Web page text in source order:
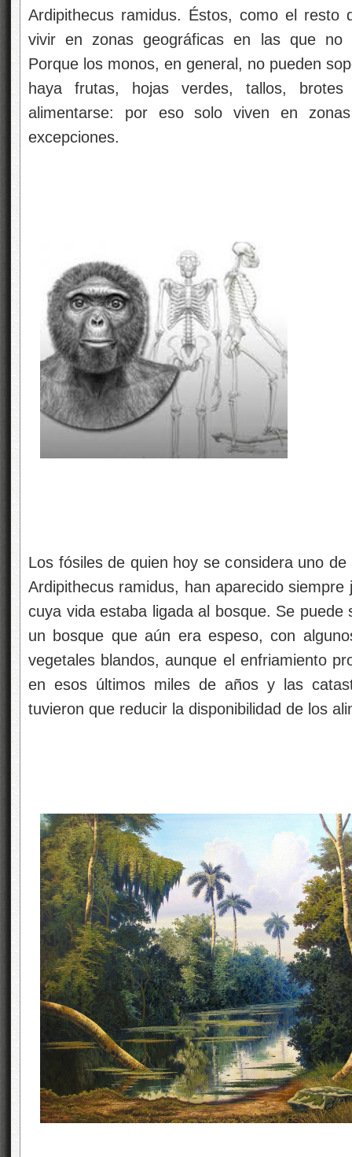
Ardipithecus ramidus. Éstos, como el resto
vivir en zonas geográficas en las que no
Porque los monos, en general, no pueden
haya frutas, hojas verdes, tallos,
alimentarse: por eso solo viven en
excepciones.
Los fósiles de quien hoy se considera uno
Ardipithecus ramidus, han aparecido
cuya vida estaba ligada al bosque. Se
un bosque que aún era espeso, con
vegetales blandos, aunque el enfriamiento
en esos últimos miles de años y las
tuvieron que reducir la disponibilidad de los